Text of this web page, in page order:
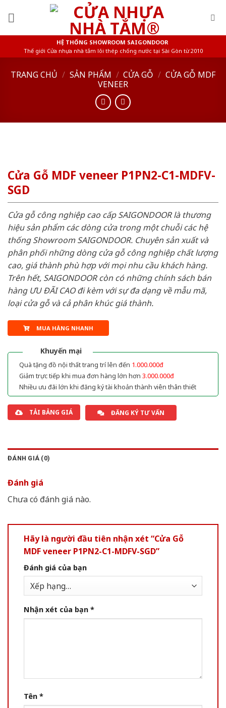
HỆ THỐNG SHOWROOM SAIGONDOOR
Thế giới Cửa nhựa nhà tắm lõi thép chống nước tại Sài Gòn từ 2010
TRANG CHỦ / SẢN PHẨM / CỬA GỖ / CỬA GỖ MDF
VENEER
Cửa Gỗ MDF veneer P1PN2-C1-MDFV-
SGD
Cửa gỗ công nghiệp cao cấp SAIGONDOOR là thương
hiệu sản phẩm các dòng cửa trong một chuỗi các hệ
thống Showroom SAIGONDOOR. Chuyên sản xuất và
phân phối những dòng cửa gỗ công nghiệp chất lượng
cao, giá thành phù hợp với mọi nhu cầu khách hàng.
Trên hết, SAIGONDOOR còn có những chính sách bán
hàng ƯU ĐÃI CAO đi kèm với sự đa dạng về mẫu mã,
loại cửa gỗ và cả phân khúc giá thành.
MUA HÀNG NHANH
Khuyến mại
Quà tặng đồ nội thất trang trí lên đến 1.000.000đ
Giảm trực tiếp khi mua đơn hàng lớn hơn 3.000.000đ
Nhiều ưu đãi lớn khi đăng ký tài khoản thành viên thân thiết
TẢI BẢNG GIÁ ĐĂNG KÝ TƯ VẤN
ĐÁNH GIÁ (0)
Đánh giá
Chưa có đánh giá nào.
Hãy là người đầu tiên nhận xét “Cửa Gỗ
MDF veneer P1PN2-C1-MDFV-SGD”
Đánh giá của bạn
Nhận xét của bạn *
Tên *